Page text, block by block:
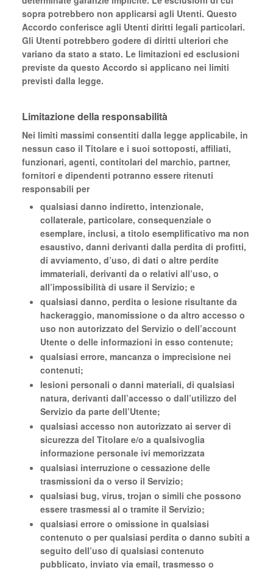
sopra potrebbero non applicarsi agli Utenti. Questo
Accordo conferisce agli Utenti diritti legali particolari.
Gli Utenti potrebbero godere di diritti ulteriori che
variano da stato a stato. Le limitazioni ed esclusioni
previste da questo Accordo si applicano nei limiti
previsti dalla legge.
Limitazione della responsabilità
Nei limiti massimi consentiti dalla legge applicabile, in
nessun caso il Titolare e i suoi sottoposti, affiliati,
funzionari, agenti, contitolari del marchio, partner,
fornitori e dipendenti potranno essere ritenuti
responsabili per
qualsiasi danno indiretto, intenzionale,
collaterale, particolare, consequenziale o
esemplare, inclusi, a titolo esemplificativo ma non
esaustivo, danni derivanti dalla perdita di profitti,
di avviamento, d’uso, di dati o altre perdite
immateriali, derivanti da o relativi all’uso, o
all’impossibilità di usare il Servizio; e
qualsiasi danno, perdita o lesione risultante da
hackeraggio, manomissione o da altro accesso o
uso non autorizzato del Servizio o dell’account
Utente o delle informazioni in esso contenute;
qualsiasi errore, mancanza o imprecisione nei
contenuti;
lesioni personali o danni materiali, di qualsiasi
natura, derivanti dall’accesso o dall’utilizzo del
Servizio da parte dell’Utente;
qualsiasi accesso non autorizzato ai server di
sicurezza del Titolare e/o a qualsivoglia
informazione personale ivi memorizzata
qualsiasi interruzione o cessazione delle
trasmissioni da o verso il Servizio;
qualsiasi bug, virus, trojan o simili che possono
essere trasmessi al o tramite il Servizio;
qualsiasi errore o omissione in qualsiasi
contenuto o per qualsiasi perdita o danno subiti a
seguito dell’uso di qualsiasi contenuto
pubblicato, inviato via email, trasmesso o